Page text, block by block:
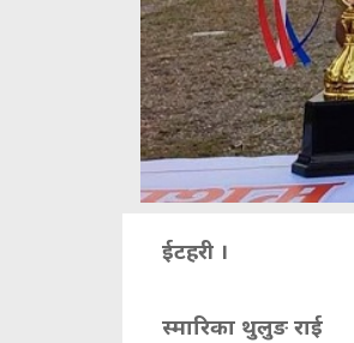
ईटहरी ।
स्मारिका थुलुङ राई